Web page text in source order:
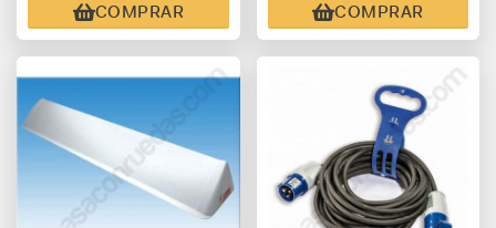
COMPRAR COMPRAR